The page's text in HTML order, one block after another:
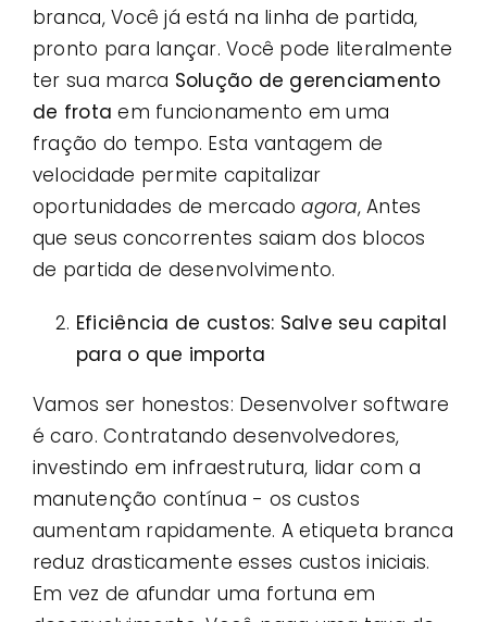
branca, Você já está na linha de partida,
pronto para lançar. Você pode literalmente
ter sua marca Solução de gerenciamento
de frota em funcionamento em uma
fração do tempo. Esta vantagem de
velocidade permite capitalizar
oportunidades de mercadoagora, Antes
que seus concorrentes saiam dos blocos
de partida de desenvolvimento.
Eficiência de custos: Salve seu capital
para o que importa
Vamos ser honestos: Desenvolver software
é caro. Contratando desenvolvedores,
investindo em infraestrutura, lidar com a
manutenção contínua - os custos
aumentam rapidamente. A etiqueta branca
reduz drasticamente esses custos iniciais.
Em vez de afundar uma fortuna em